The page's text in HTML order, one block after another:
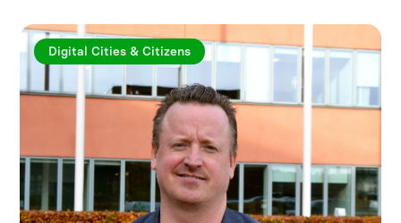
Digital Cities & Citizens